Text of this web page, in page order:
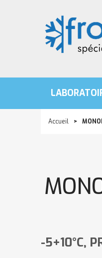
Accueil
-5+10°C,